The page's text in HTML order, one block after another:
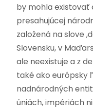
by mohla
presahujúcej
založená na slove
Slovensku, v
ale neexistuje a z
také ako európsky
nadnárodných
úniách, impériách